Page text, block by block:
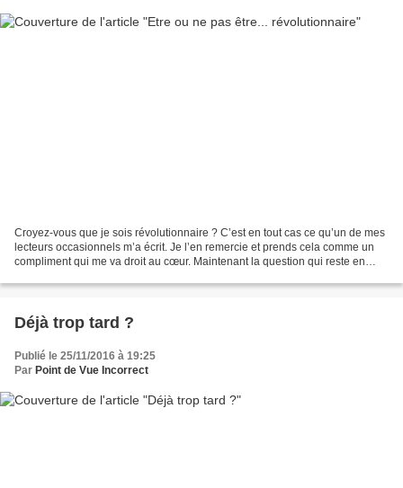
Croyez-vous que je sois révolutionnaire ? C’est en tout cas ce qu’un de mes
lecteurs occasionnels m’a écrit. Je l’en remercie et prends cela comme un
compliment qui me va droit au cœur. Maintenant la question qui reste en
Déjà trop tard ?
Publié le 25/11/2016 à 19:25
Par Point de Vue Incorrect